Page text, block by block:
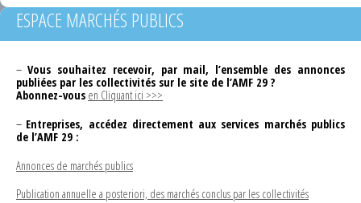
ESPACE MARCHÉS PUBLICS
– Vous souhaitez recevoir, par mail, l’ensemble des annonces
publiées par les collectivités sur le site de l’AMF 29 ?
Abonnez-vous en Cliquant ici >>>
– Entreprises, accédez directement aux services marchés publics
de l’AMF 29 :
Annonces de marchés publics
Publication annuelle a posteriori, des marchés conclus par les collectivités